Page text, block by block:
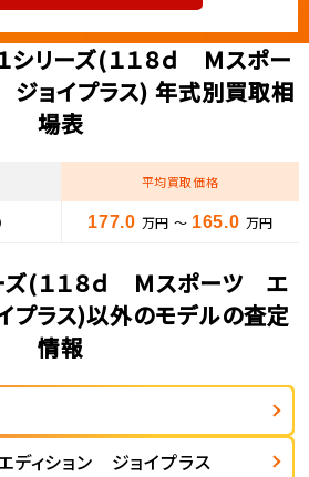
リーズ(１１８ｄ Ｍスポー
ョイプラス) 年式別買取相
場表
平均買取価格
177.0 万円 ～ 165.0 万円
(１１８ｄ Ｍスポーツ エ
プラス)以外のモデルの査定
情報
ィション ジョイプラス